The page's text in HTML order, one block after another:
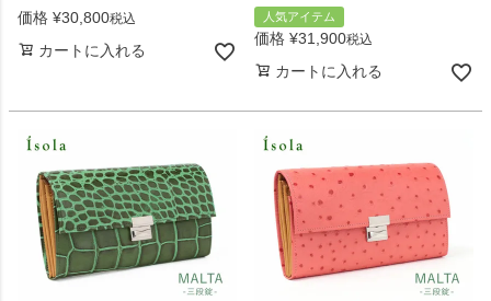
価格 ¥30,800税込
カートに入れる
人気アイテム
価格 ¥31,900税込
カートに入れる